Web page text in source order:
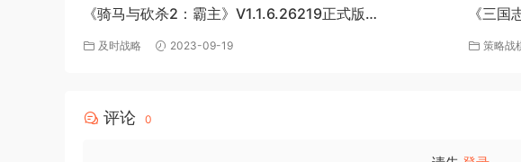
《骑马与砍杀2：霸主》V1.1.6.26219正式版
+BetaV1.2.3.24202测试版-破军征程-官方中文-全DLC百
及时战略 2023-09-19
《三
四夷六
策略战
评论 0